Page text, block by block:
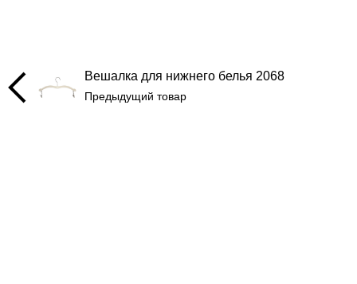
Вешалка для нижнего белья 2068
Предыдущий товар